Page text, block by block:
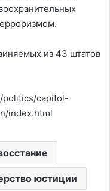
из 43 штатов
politics/capitol-
index.html
юстиции